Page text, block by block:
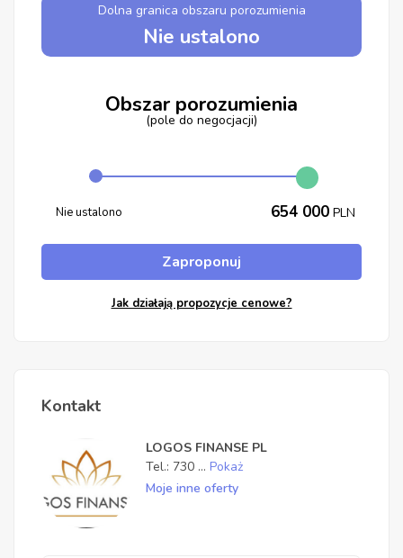
Dolna granica obszaru porozumienia
Nie ustalono
Obszar porozumienia
(pole do negocjacji)
Nie ustalono 654 000 PLN
Zaproponuj
Jak działają propozycje cenowe?
Kontakt
LOGOS FINANSE PL
Tel.: 730 ... Pokaż
Moje inne oferty